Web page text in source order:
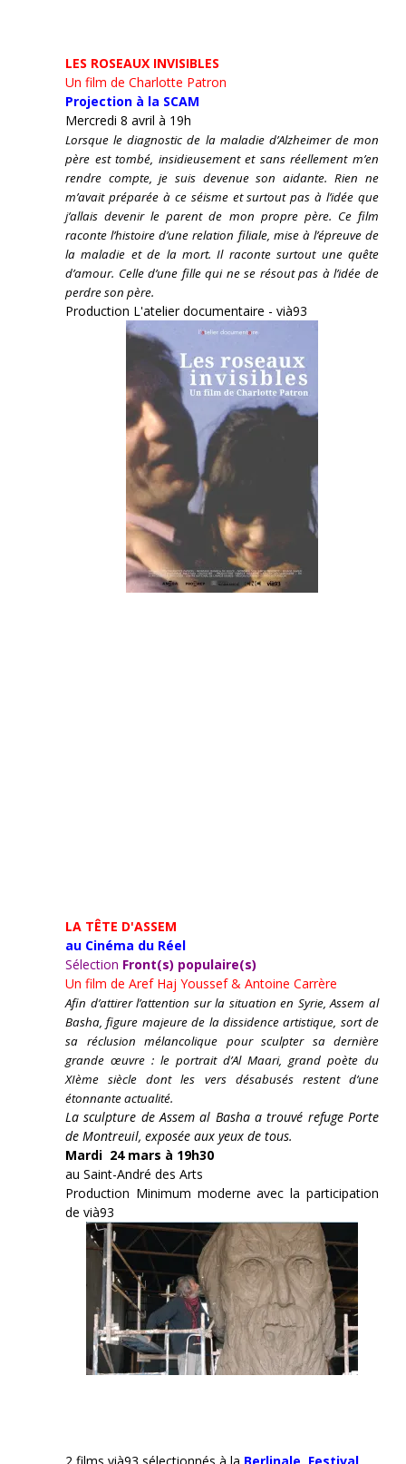
LES ROSEAUX INVISIBLES
Un film de Charlotte Patron
Projection à la SCAM
Mercredi 8 avril à 19h
Lorsque le diagnostic de la maladie d’Alzheimer de mon
père est tombé, insidieusement et sans réellement m’en
rendre compte, je suis devenue son aidante. Rien ne
m’avait préparée à ce séisme et surtout pas à l’idée que
j’allais devenir le parent de mon propre père. Ce film
raconte l’histoire d’une relation filiale, mise à l’épreuve de
la maladie et de la mort. Il raconte surtout une quête
d’amour. Celle d’une fille qui ne se résout pas à l’idée de
perdre son père.
Production L'atelier documentaire - vià93
LA TÊTE D'ASSEM
au Cinéma du Réel
Sélection Front(s) populaire(s)
Un film de Aref Haj Youssef & Antoine Carrère
Afin d’attirer l’attention sur la situation en Syrie, Assem al
Basha, figure majeure de la dissidence artistique, sort de
sa réclusion mélancolique pour sculpter sa dernière
grande œuvre : le portrait d’Al Maari, grand poète du
XIème siècle dont les vers désabusés restent d’une
étonnante actualité.
La sculpture de Assem al Basha a trouvé refuge Porte
de Montreuil, exposée aux yeux de tous.
Mardi 24 mars à 19h30
au Saint-André des Arts
Production Minimum moderne avec la participation
de vià93